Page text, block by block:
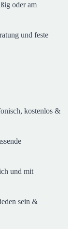
oder am
und feste
kostenlos &
und mit
sein &